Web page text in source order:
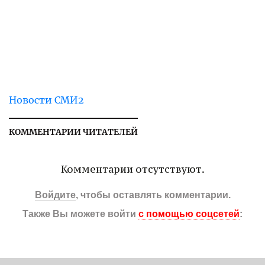
Новости СМИ2
КОММЕНТАРИИ ЧИТАТЕЛЕЙ
Комментарии отсутствуют.
Войдите, чтобы оставлять комментарии.
Также Вы можете войти с помощью соцсетей: